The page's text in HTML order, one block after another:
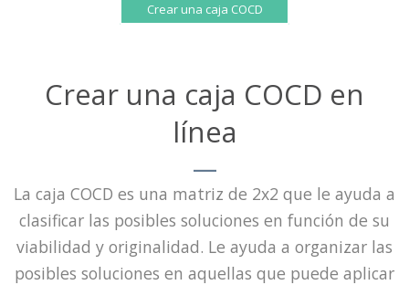
Crear una caja COCD
Crear una caja COCD en
línea
La caja COCD es una matriz de 2x2 que le ayuda a
clasificar las posibles soluciones en función de su
viabilidad y originalidad. Le ayuda a organizar las
posibles soluciones en aquellas que puede aplicar